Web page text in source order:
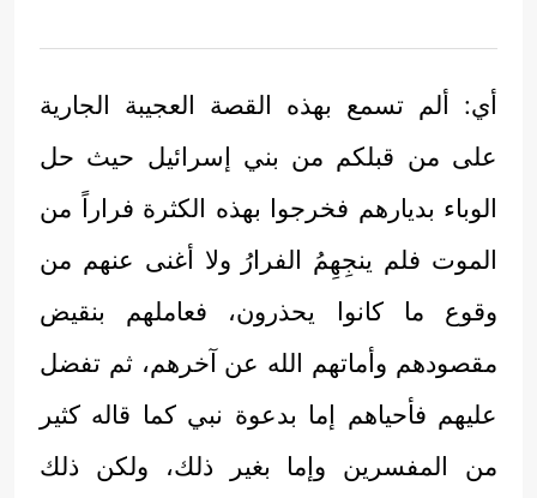
أي: ألم تسمع بهذه القصة العجيبة الجارية
على من قبلكم من بني إسرائيل حيث حل
الوباء بديارهم فخرجوا بهذه الكثرة فراراً من
الموت فلم ينجِهِمُ الفرارُ ولا أغنى عنهم من
وقوع ما كانوا يحذرون، فعاملهم بنقيض
مقصودهم وأماتهم الله عن آخرهم، ثم تفضل
عليهم فأحياهم إما بدعوة نبي كما قاله كثير
من المفسرين وإما بغير ذلك، ولكن ذلك